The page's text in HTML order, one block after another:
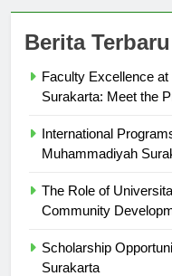
Berita Terbaru
Faculty Excellence at
International
The Role of
Scholarship